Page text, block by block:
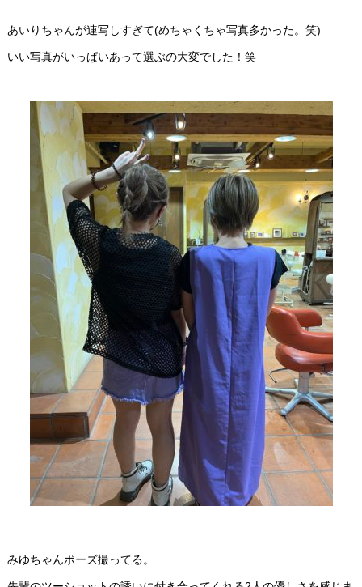
あいりちゃんが連写しすぎて(めちゃくちゃ写真多かった。笑)
いい写真がいっぱいあって選ぶの大変でした！笑
みゆちゃんポーズ撮ってる。